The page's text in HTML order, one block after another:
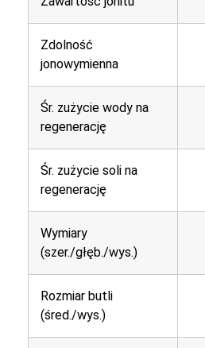
Zdolność
jonowymienna
Śr. zużycie wody na
regenerację
Śr. zużycie soli na
regenerację
Wymiary
(szer./głęb./wys.)
Rozmiar butli
(śred./wys.)